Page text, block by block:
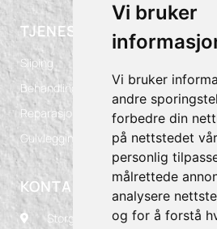
Vi bruker
Vi bruker
andre
forbedre din
på nettstedet
personlig
målrettede
analysere
og for å forstå
TJENESTER
Sliping
Behandling
Reparasjoner
Gulvlegging
KONTAKT OSS
Storgaten 125, 3060 Svelvik